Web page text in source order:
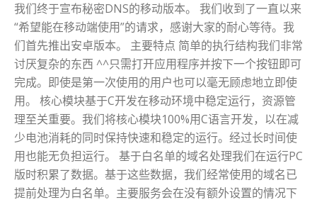
我们终于宣布秘密DNS的移动版本。 我们收到了一直以来
“希望能在移动端使用”的请求，感谢大家的耐心等待。我
们首先推出安卓版本。 主要特点 简单的执行结构我们非常
讨厌复杂的东西 ^^只需打开应用程序并按下一个按钮即可
完成。即使是第一次使用的用户也可以毫无顾虑地立即使
用。 核心模块基于C开发在移动环境中稳定运行，资源管
理至关重要。我们将核心模块100%用C语言开发，以在减
少电池消耗的同时保持快速和稳定的运行。经过长时间使
用也能无负担运行。 基于白名单的域名处理我们在运行PC
版时积累了数据。基于这些数据，我们经常使用的域名已
提前处理为白名单。主要服务会在没有额外设置的情况下